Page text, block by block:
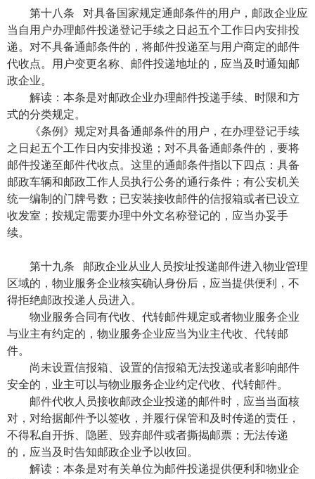
第十八条 对具备国家规定通邮条件的用户，邮政企业应
当自用户办理邮件投递登记手续之日起五个工作日内安排投
递。对不具备通邮条件的，将邮件投递至与用户商定的邮件
代收点。用户变更名称、邮件投递地址的，应当及时通知邮
政企业。
解读：本条是对邮政企业办理邮件投递手续、时限和方
式的分类规定。
《条例》规定对具备通邮条件的用户，在办理登记手续
之日起五个工作日内安排投递；对不具备通邮条件的，要将
邮件投递至邮件代收点。这里的通邮条件指以下四点：具备
邮政车辆和邮政工作人员执行公务的通行条件；有公安机关
统一编制的门牌号数；已安装接收邮件的信报箱或者已设立
收发室；按规定需要办理中外文名称登记的，应当办妥手
续。
第十九条 邮政企业从业人员按址投递邮件进入物业管理
区域的，物业服务企业核实确认身份后，应当提供便利，不
得拒绝邮政投递人员进入。
物业服务合同有代收、代转邮件规定或者物业服务企业
与业主有约定的，物业服务企业应当为业主代收、代转邮
件。
尚未设置信报箱、设置的信报箱无法投递或者影响邮件
安全的，业主可以与物业服务企业约定代收、代转邮件。
邮件代收人员接收邮政企业投递的邮件时，应当当面核
对，对给据邮件予以签收，并履行保管和及时传递的责任，
不得私自开拆、隐匿、毁弃邮件或者撕揭邮票；无法传递
的，应当及时告知邮政企业予以收回。
解读：本条是对有关单位为邮件投递提供便利和物业企